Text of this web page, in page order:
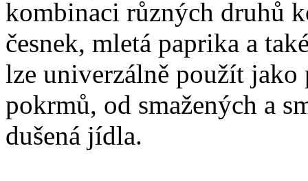
kombinaci různých druhů
česnek, mletá paprika a
lze univerzálně použít
pokrmů, od smažených a
dušená jídla.